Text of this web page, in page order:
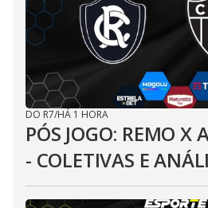
DO R7/HÁ 1 HORA
PÓS JOGO: REMO X
- COLETIVAS E